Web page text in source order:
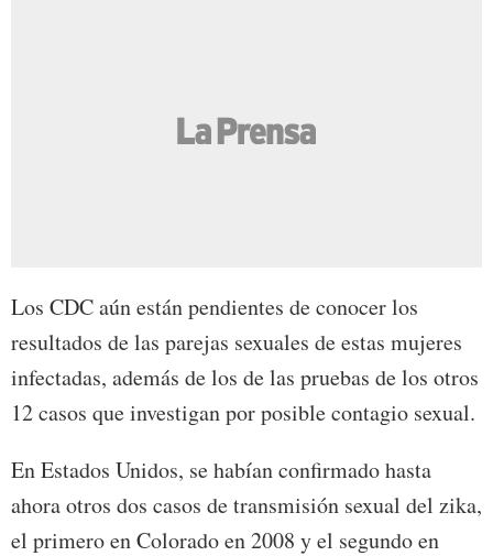
Los CDC aún están pendientes de conocer los
resultados de las parejas sexuales de estas mujeres
infectadas, además de los de las pruebas de los otros
12 casos que investigan por posible contagio sexual.
En Estados Unidos, se habían confirmado hasta
ahora otros dos casos de transmisión sexual del zika,
el primero en Colorado en 2008 y el segundo en